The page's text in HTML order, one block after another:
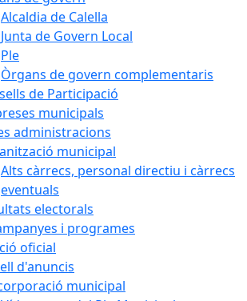
Alcaldia de Calella
Junta de Govern Local
Ple
Òrgans de govern complementaris
de Participació
municipals
administracions
municipal
Alts càrrecs, personal directiu i càrrecs
eventuals
electorals
i programes
oficial
d'anuncis
municipal